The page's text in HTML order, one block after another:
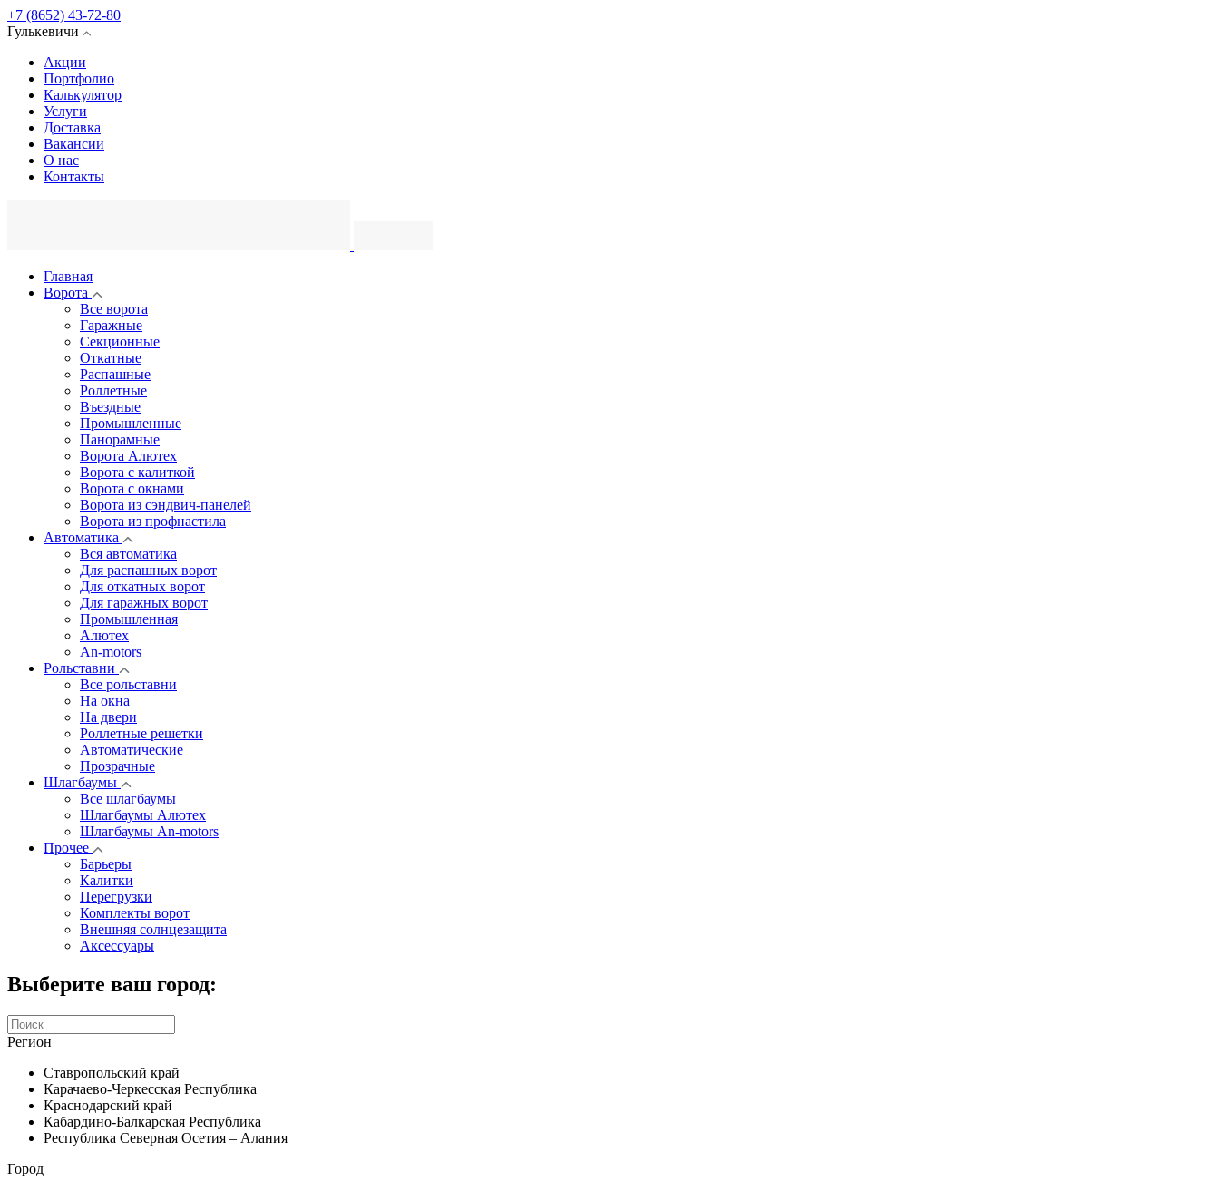
+7 (8652) 43-72-80
Гулькевичи
Акции
Портфолио
Калькулятор
Услуги
Доставка
Вакансии
О нас
Контакты
Главная
Ворота
Все ворота
Гаражные
Секционные
Откатные
Распашные
Роллетные
Въездные
Промышленные
Панорамные
Ворота Алютех
Ворота с калиткой
Ворота c окнами
Ворота из сэндвич-панелей
Ворота из профнастила
Автоматика
Вся автоматика
Для распашных ворот
Для откатных ворот
Для гаражных ворот
Промышленная
Алютех
An-motors
Рольставни
Все рольставни
На окна
На двери
Роллетные решетки
Автоматические
Прозрачные
Шлагбаумы
Все шлагбаумы
Шлагбаумы Алютех
Шлагбаумы An-motors
Прочее
Барьеры
Калитки
Перегрузки
Комплекты ворот
Внешняя солнцезащита
Аксессуары
Выберите ваш город:
Регион
Ставропольский край
Карачаево-Черкесская Республика
Краснодарский край
Кабардино-Балкарская Республика
Республика Северная Осетия – Алания
Город